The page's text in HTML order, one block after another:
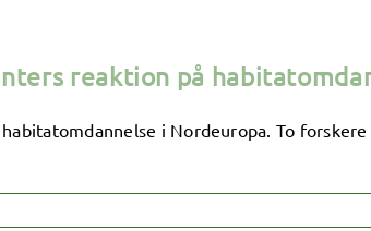
reaktion på
i Nordeuropa. To